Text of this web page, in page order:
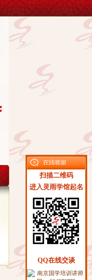
扫描二维码
进入灵雨学馆起名
QQ在线交谈